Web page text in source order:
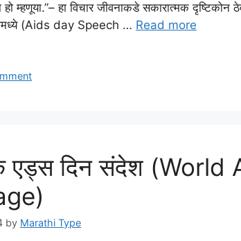
हो म्हणूया.”– हा विचार जीवनाकडे सकारात्मक
(Aids day Speech … Read more
एड्स दिन संदेश (World
by Marathi Type